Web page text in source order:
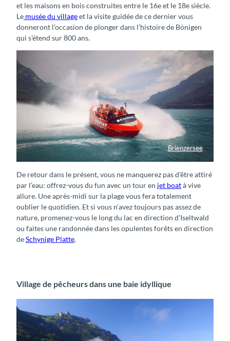
et les maisons en bois construites entre le 16e et le 18e siècle.
Le musée du villageet la visite guidée de ce dernier vous
donneront l’occasion de plonger dans l’histoire de Bönigen
qui s’étend sur 800 ans.
Brienzersee
Jetboat Drehung
De retour dans le présent, vous ne manquerez pas d’être attiré
par l’eau: offrez-vous du fun avec un tour en jet boatà vive
allure. Une après-midi sur la plage vous fera totalement
oublier le quotidien. Et si vous n’avez toujours pas assez de
nature, promenez-vous le long du lac en direction d’Iseltwald
ou faites une randonnée dans les opulentes forêts en direction
deSchynige Platte.
Village de pêcheurs dans une baie idyllique